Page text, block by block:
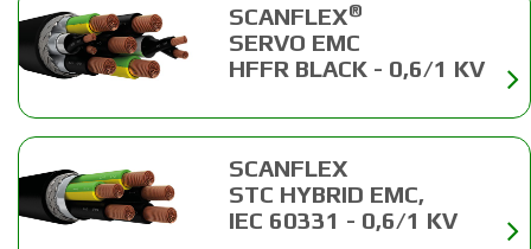
SCANFLEX®
SERVO EMC
HFFR BLACK - 0,6/1 KV
SCANFLEX
STC HYBRID EMC,
IEC 60331 - 0,6/1 KV